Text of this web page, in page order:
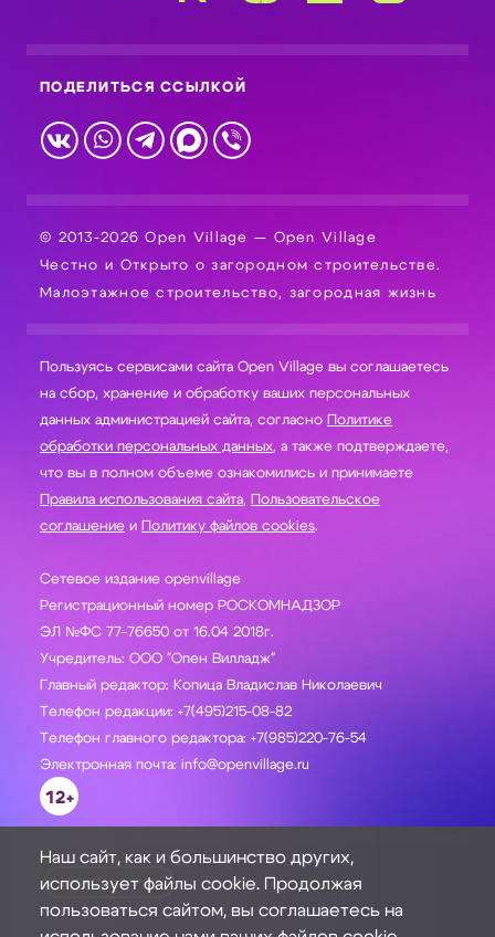
ПОДЕЛИТЬСЯ ССЫЛКОЙ
© 2013-2026 Open Village — Open Village
Честно и Открыто о загородном строительстве.
Малоэтажное строительство, загородная жизнь
Пользуясь сервисами сайта Open Village вы соглашаетесь
на сбор, хранение и обработку ваших персональных
данных администрацией сайта, согласно Политике
обработки персональных данных, а также подтверждаете,
что вы в полном объеме ознакомились и принимаете
Правила использования сайта, Пользовательское
соглашение и Политику файлов cookies.
Сетевое издание openvillage
Регистрационный номер РОСКОМНАДЗОР
ЭЛ №ФС 77-76650 от 16.04 2018г.
Учредитель: ООО "Опен Вилладж"
Главный редактор: Копица Владислав Николаевич
Телефон редакции: +7(495)215-08-82
Телефон главного редактора: +7(985)220-76-54
Электронная почта: info@openvillage.ru
12+
ЗАДАТЬ ВОПРОС
Наш сайт, как и большинство других,
использует файлы cookie. Продолжая
пользоваться сайтом, вы соглашаетесь на